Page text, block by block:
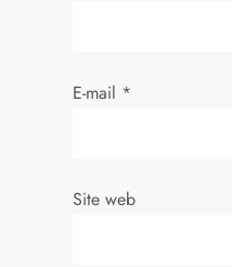
t
E-mail *
Site web